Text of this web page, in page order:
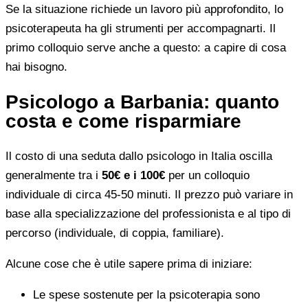
Se la situazione richiede un lavoro più approfondito, lo
psicoterapeuta ha gli strumenti per accompagnarti. Il
primo colloquio serve anche a questo: a capire di cosa
hai bisogno.
Psicologo a Barbania: quanto
costa e come risparmiare
Il costo di una seduta dallo psicologo in Italia oscilla
generalmente tra i 50€ e i 100€ per un colloquio
individuale di circa 45-50 minuti. Il prezzo può variare in
base alla specializzazione del professionista e al tipo di
percorso (individuale, di coppia, familiare).
Alcune cose che è utile sapere prima di iniziare:
Le spese sostenute per la psicoterapia sono